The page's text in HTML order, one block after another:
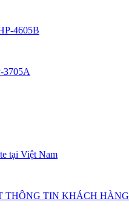
4605B
3705A
tại Việt Nam
THÔNG TIN KHÁCH HÀNG